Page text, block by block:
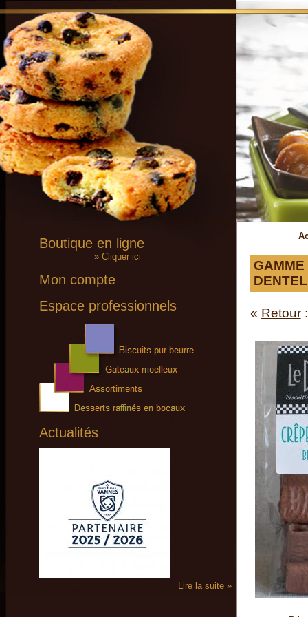
Boutique en ligne
» Cliquer ici
Mon compte
Espace professionnels
Actualités
Lire la suite »
GAMME
« Retour